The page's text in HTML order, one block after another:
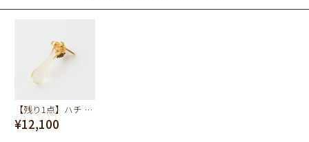
【残り1点】ハチ ト ミツ ピアス【スペシャルパッケージつき】
¥12,100